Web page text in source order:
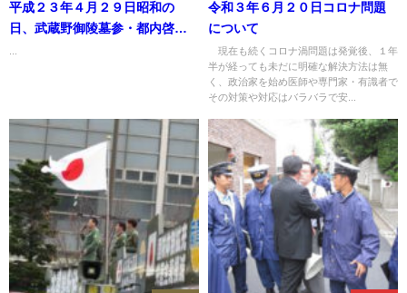
平成２３年４月２９日昭和の
日、武蔵野御陵墓参・都内啓蒙
令和３年６月２０日コロナ問題
について
現在も続くコロナ渦問題は発覚後、１年
半が経っても未だに明確な解決方法は無
く、政治家を始め医師や専門家・有識者で
その対策や対応はバラバラで安...